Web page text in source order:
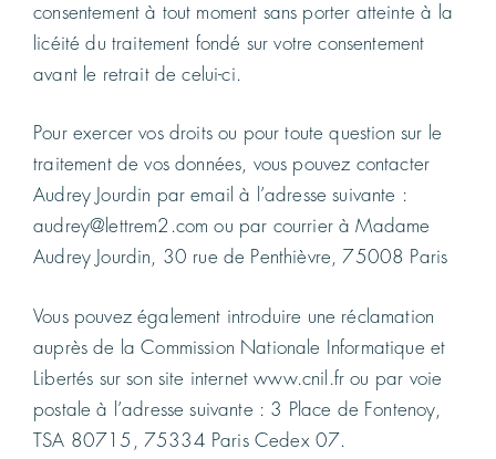
consentement à tout moment sans porter atteinte à la
licéité du traitement fondé sur votre consentement
avant le retrait de celui-ci.
Pour exercer vos droits ou pour toute question sur le
traitement de vos données, vous pouvez contacter
Audrey Jourdin par email à l’adresse suivante :
audrey@lettrem2.com ou par courrier à Madame
Audrey Jourdin, 30 rue de Penthièvre, 75008 Paris
Vous pouvez également introduire une réclamation
auprès de la Commission Nationale Informatique et
Libertés sur son site internet www.cnil.fr ou par voie
postale à l’adresse suivante : 3 Place de Fontenoy,
TSA 80715, 75334 Paris Cedex 07.